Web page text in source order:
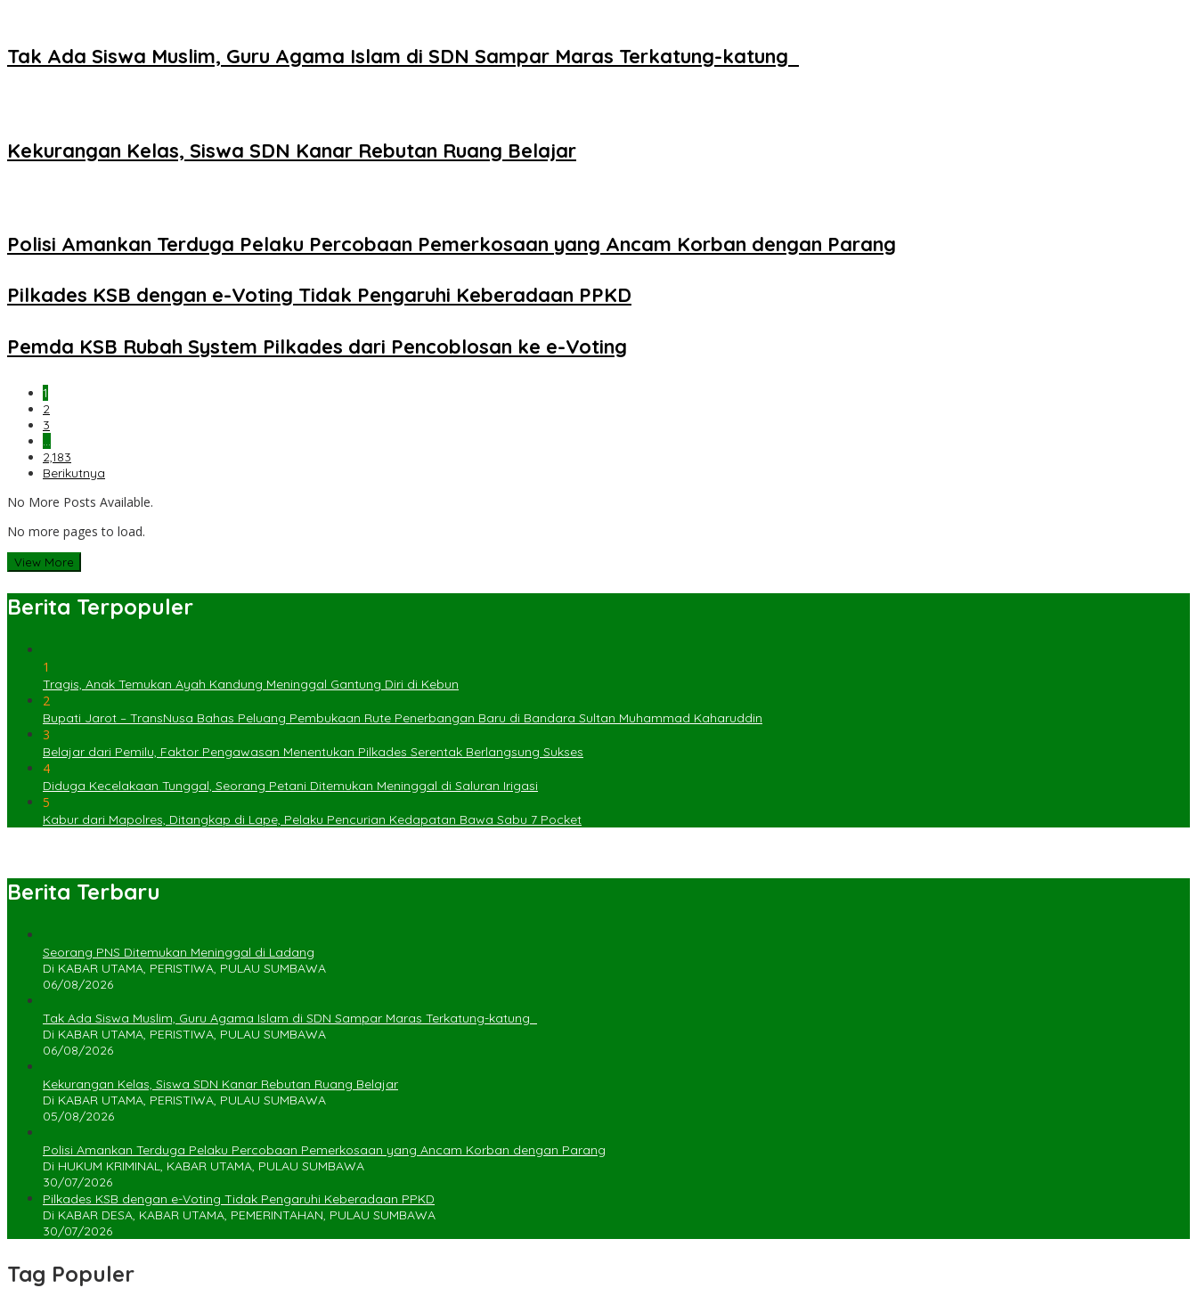
Tak Ada Siswa Muslim, Guru Agama Islam di SDN Sampar Maras Terkatung-katung ‎
Kekurangan Kelas, Siswa SDN Kanar Rebutan Ruang Belajar
Polisi Amankan Terduga Pelaku Percobaan Pemerkosaan yang Ancam Korban dengan Parang
Pilkades KSB dengan e-Voting Tidak Pengaruhi Keberadaan PPKD
Pemda KSB Rubah System Pilkades dari Pencoblosan ke e-Voting
1
2
3
…
2,183
Berikutnya
No More Posts Available.
No more pages to load.
View More
Berita Terpopuler
1
Tragis, Anak Temukan Ayah Kandung Meninggal Gantung Diri di Kebun
2
Bupati Jarot – TransNusa Bahas Peluang Pembukaan Rute Penerbangan Baru di Bandara Sultan Muhammad Kaharuddin
3
Belajar dari Pemilu, Faktor Pengawasan Menentukan Pilkades Serentak Berlangsung Sukses
4
Diduga Kecelakaan Tunggal, Seorang Petani Ditemukan Meninggal di Saluran Irigasi
5
Kabur dari Mapolres, Ditangkap di Lape, Pelaku Pencurian Kedapatan Bawa Sabu 7 Pocket
Berita Terbaru
Seorang PNS Ditemukan Meninggal di Ladang
Di KABAR UTAMA, PERISTIWA, PULAU SUMBAWA
06/08/2026
Tak Ada Siswa Muslim, Guru Agama Islam di SDN Sampar Maras Terkatung-katung ‎
Di KABAR UTAMA, PERISTIWA, PULAU SUMBAWA
06/08/2026
Kekurangan Kelas, Siswa SDN Kanar Rebutan Ruang Belajar
Di KABAR UTAMA, PERISTIWA, PULAU SUMBAWA
05/08/2026
Polisi Amankan Terduga Pelaku Percobaan Pemerkosaan yang Ancam Korban dengan Parang
Di HUKUM KRIMINAL, KABAR UTAMA, PULAU SUMBAWA
30/07/2026
Pilkades KSB dengan e-Voting Tidak Pengaruhi Keberadaan PPKD
Di KABAR DESA, KABAR UTAMA, PEMERINTAHAN, PULAU SUMBAWA
30/07/2026
Tag Populer